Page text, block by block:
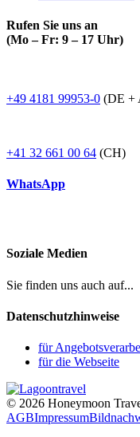
Rufen Sie uns an
(Mo – Fr: 9 – 17 Uhr)
+49 4181 99953-0 (DE +
+41 32 661 00 64 (CH)
WhatsApp
Soziale Medien
Sie finden uns auch auf...
Datenschutzhinweise
für
für die Webseite
© 2026 Honeymoon
AGBImpressum